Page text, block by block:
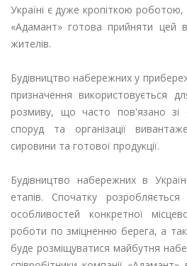
Україні є дуже кропіткою роботою,
«Адамант» готова прийняти цей
жителів.
Будівництво набережних у
призначення використовується
розмиву, що часто пов'язано зі
споруд та організації
сировини та готової продукції.
Будівництво набережних в
етапів. Спочатку
особливостей конкретної
роботи по зміцненню берега, а
буде розміщуватися майбутня